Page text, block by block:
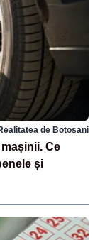
de Botosani
Ce
și